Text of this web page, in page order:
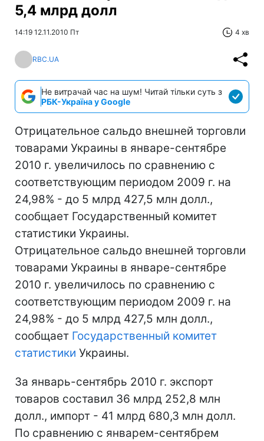
5,4 млрд долл
14:19 12.11.2010 Пт 4 хв
RBC.UA
Не витрачай час на шум! Читай тільки суть з
РБК-Україна у Google
Отрицательное сальдо внешней торговли
товарами Украины в январе-сентябре
2010 г. увеличилось по сравнению с
соответствующим периодом 2009 г. на
24,98% - до 5 млрд 427,5 млн долл.,
сообщает Государственный комитет
статистики Украины.
Отрицательное сальдо внешней торговли
товарами Украины в январе-сентябре
2010 г. увеличилось по сравнению с
соответствующим периодом 2009 г. на
24,98% - до 5 млрд 427,5 млн долл.,
сообщает Государственный комитет
статистики Украины.
За январь-сентябрь 2010 г. экспорт
товаров составил 36 млрд 252,8 млн
долл., импорт - 41 млрд 680,3 млн долл.
По сравнению с январем-сентябрем